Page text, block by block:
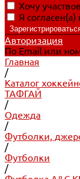
Хочу
Я согласен(а)
Авторизация
По Email или
Главная
/
Каталог
ТАФГАЙ
/
Одежда
/
Футболки,
/
Футболки
/